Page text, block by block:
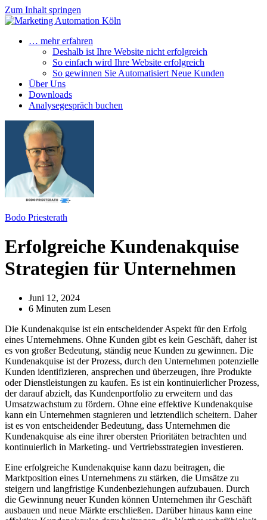
Zum Inhalt springen
… mehr erfahren
Deshalb ist Ihre Website nicht erfolgreich
So einfach wird Ihre Website erfolgreich
So gewinnen Sie Automatisiert Neue Kunden
Über Uns
Downloads
Analysegespräch buchen
Bodo Priesterath
Erfolgreiche Kundenakquise
Strategien für Unternehmen
Juni 12, 2024
6 Minuten zum Lesen
Die Kundenakquise ist ein entscheidender Aspekt für den Erfolg
eines Unternehmens. Ohne Kunden gibt es kein Geschäft, daher ist
es von großer Bedeutung, ständig neue Kunden zu gewinnen. Die
Kundenakquise ist der Prozess, durch den Unternehmen potenzielle
Kunden identifizieren, ansprechen und überzeugen, ihre Produkte
oder Dienstleistungen zu kaufen. Es ist ein kontinuierlicher Prozess,
der darauf abzielt, das Kundenportfolio zu erweitern und das
Umsatzwachstum zu fördern. Ohne eine effektive Kundenakquise
kann ein Unternehmen stagnieren und letztendlich scheitern. Daher
ist es von entscheidender Bedeutung, dass Unternehmen die
Kundenakquise als eine ihrer obersten Prioritäten betrachten und
kontinuierlich in Marketing- und Vertriebsstrategien investieren.
Eine erfolgreiche Kundenakquise kann dazu beitragen, die
Marktposition eines Unternehmens zu stärken, die Umsätze zu
steigern und langfristige Kundenbeziehungen aufzubauen. Durch
die Gewinnung neuer Kunden können Unternehmen ihr Geschäft
ausbauen und neue Märkte erschließen. Darüber hinaus kann eine